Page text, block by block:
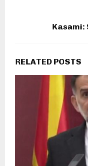
Kasami:
RELATED POSTS